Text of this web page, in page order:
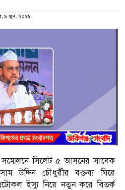
৯ জুন, ২০২৬
সিলেট ৫ আসনের সাবেক
উদ্দিন চৌধুরীর বক্তব্য ঘিরে
ইস্যু নিয়ে নতুন করে বিতর্ক